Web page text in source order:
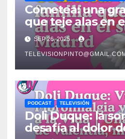
Cometea: una
que teje alas en
Madrid
SEP 26, 2025
PODCAST TELEVISIÓN
Doli Duque: la
desafía al dolor